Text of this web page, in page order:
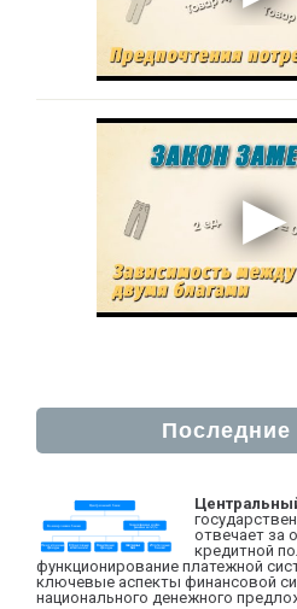
Последние
отвечает за
кредитной
функционирование платежной
ключевые аспекты финансовой
национального денежного